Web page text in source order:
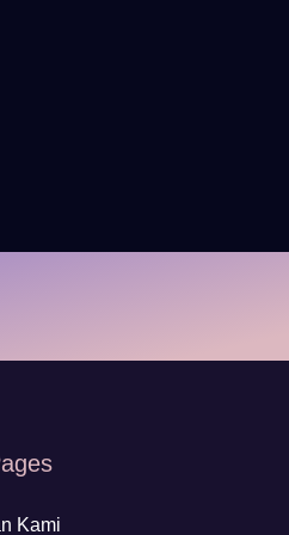
Kami